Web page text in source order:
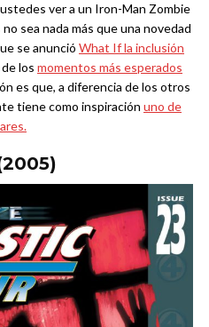
ver a un Iron-Man Zombie
sea nada más que una novedad
se anunció What If la inclusión
los momentos más esperados
es que, a diferencia de los otros
tiene como inspiración uno de